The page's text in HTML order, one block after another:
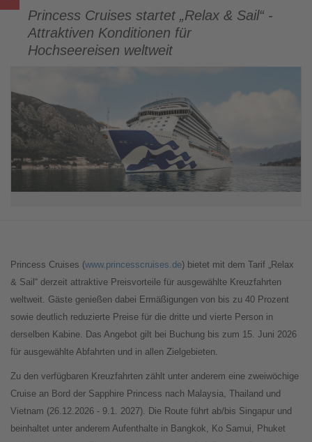
Princess Cruises startet „Relax & Sail“ -
Attraktiven Konditionen für
Hochseereisen weltweit
Princess Cruises (www.princesscruises.de) bietet mit dem Tarif „Relax
& Sail“ derzeit attraktive Preisvorteile für ausgewählte Kreuzfahrten
weltweit. Gäste genießen dabei Ermäßigungen von bis zu 40 Prozent
sowie deutlich reduzierte Preise für die dritte und vierte Person in
derselben Kabine. Das Angebot gilt bei Buchung bis zum 15. Juni 2026
für ausgewählte Abfahrten und in allen Zielgebieten.
Zu den verfügbaren Kreuzfahrten zählt unter anderem eine zweiwöchige
Cruise an Bord der Sapphire Princess nach Malaysia, Thailand und
Vietnam (26.12.2026 - 9.1. 2027). Die Route führt ab/bis Singapur und
beinhaltet unter anderem Aufenthalte in Bangkok, Ko Samui, Phuket